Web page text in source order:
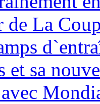
de La
et sa